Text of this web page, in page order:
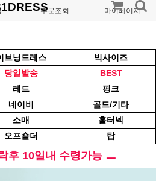
주문조회 마이페이지
브닝드레스
빅사이즈
당일발송
BEST
레드
핑크
네이비
골드/기타
소매
홀터넥
오프숄더 탑
후 10일내 수령가능 ㅡ